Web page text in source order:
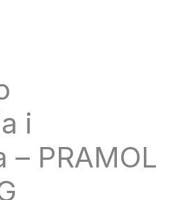
i
– PRAMOL